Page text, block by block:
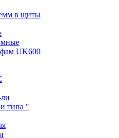
в щиты
UK600
типа "